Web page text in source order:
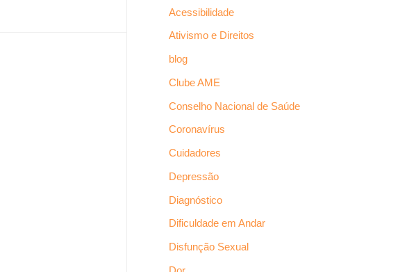
Acessibilidade
Ativismo e Direitos
blog
Clube AME
Conselho Nacional de Saúde
Coronavírus
Cuidadores
Depressão
Diagnóstico
Dificuldade em Andar
Disfunção Sexual